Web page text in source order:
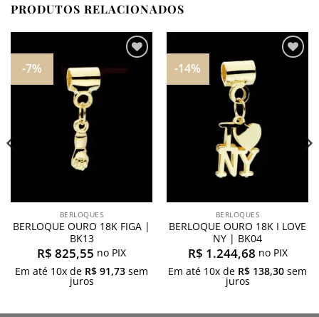
PRODUTOS RELACIONADOS
-7%
Adicionar
BERLOQUES
BERLOQUE OURO 18K FIGA |
BK13
R$ 825,55 no PIX
Em até 10x de R$ 91,73 sem
juros
-14%
BERLOQUES
BERLOQUE OURO 18K I LOVE
NY | BK04
R$ 1.244,68 no PIX
Em até 10x de R$ 138,30 sem
juros